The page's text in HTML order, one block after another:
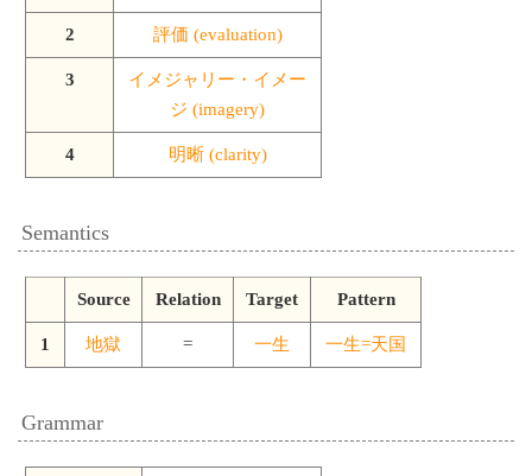
2 評価 (evaluation)
3
イメジャリー・イメー
ジ (imagery)
4 明晰 (clarity)
Semantics
Source Relation Target Pattern
1 地獄 = 一生 一生=天国
Grammar